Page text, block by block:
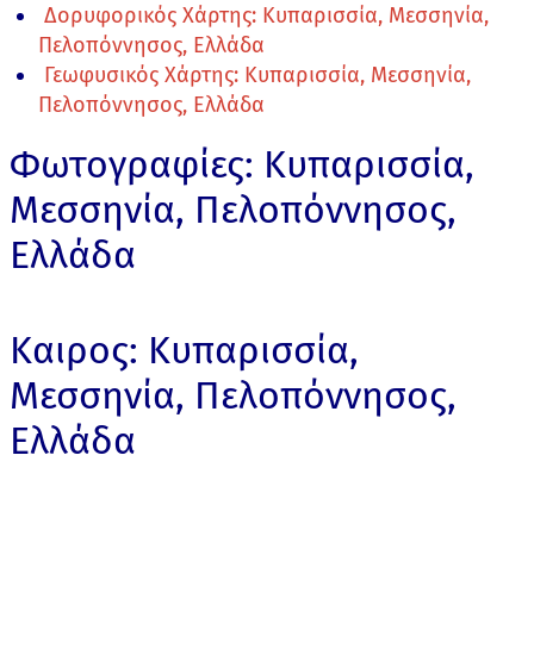
Δορυφορικός Χάρτης: Κυπαρισσία, Μεσσηνία,
Πελοπόννησος, Ελλάδα
Γεωφυσικός Χάρτης: Κυπαρισσία, Μεσσηνία,
Πελοπόννησος, Ελλάδα
Φωτογραφίες: Κυπαρισσία,
Μεσσηνία, Πελοπόννησος,
Ελλάδα
Καιρος: Κυπαρισσία,
Μεσσηνία, Πελοπόννησος,
Ελλάδα